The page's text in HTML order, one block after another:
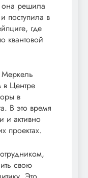
она решила
поступила в
где
квантовой
Меркель
в Центре
в
В это время
и активно
проектах.
свою